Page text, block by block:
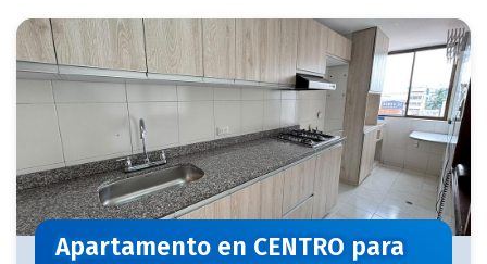
Apartamento en CENTRO para